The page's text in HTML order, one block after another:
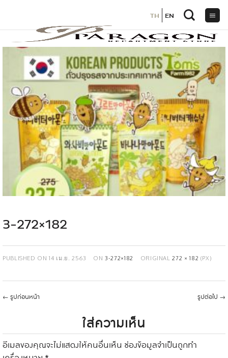
3-272×182
PUBLISHED ON14 เม.ย. 2563 ON3-272×182 ORIGINAL272 × 182 (PX)
← รูปก่อนหน้า รูปต่อไป →
ใส่ความเห็น
อีเมลของคุณจะไม่แสดงให้คนอื่นเห็น ช่องข้อมูลจำเป็นถูกทำ
TH EN
TH EN